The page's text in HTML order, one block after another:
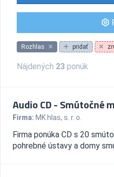
Rozhlas pridať
Nájdených 23 ponúk
Audio CD - Smútočné
Firma: MK hlas, s. r. o.
Firma ponúka CD s 20
pohrebné ústavy a domy